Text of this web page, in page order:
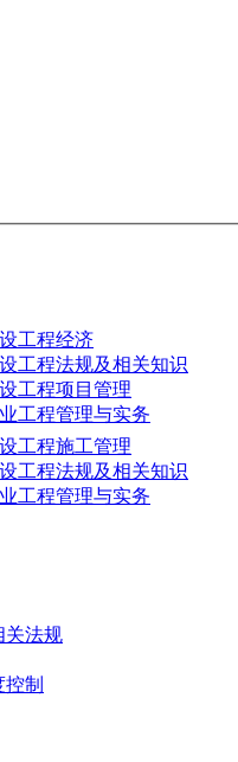
工程经济
工程法规及相关知识
工程项目管理
工程管理与实务
工程施工管理
工程法规及相关知识
工程管理与实务
关法规
制